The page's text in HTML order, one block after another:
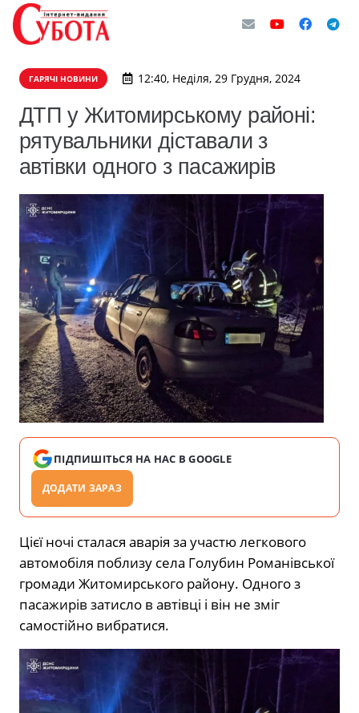
ГАРЯЧІ НОВИНИ 12:40, Неділя, 29 Грудня, 2024
ДТП у Житомирському районі:
рятувальники діставали з
автівки одного з пасажирів
ПІДПИШІТЬСЯ НА НАС В GOOGLE
ДОДАТИ ЗАРАЗ
Цієї ночі сталася аварія за участю легкового
автомобіля поблизу села Голубин Романівської
громади Житомирського району. Одного з
пасажирів затисло в автівці і він не зміг
самостійно вибратися.